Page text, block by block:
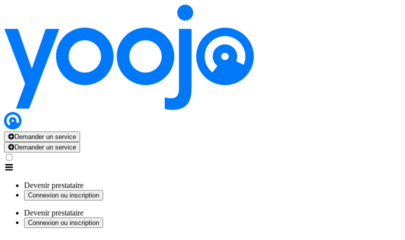
Demander un service
Demander un service
Devenir prestataire
Connexion ou inscription
Devenir prestataire
Connexion ou inscription